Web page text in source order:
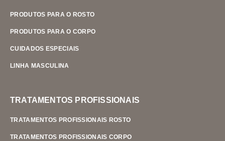
PRODUTOS PARA O ROSTO
PRODUTOS PARA O CORPO
CUIDADOS ESPECIAIS
LINHA MASCULINA
TRATAMENTOS PROFISSIONAIS
TRATAMENTOS PROFISSIONAIS ROSTO
TRATAMENTOS PROFISSIONAIS CORPO